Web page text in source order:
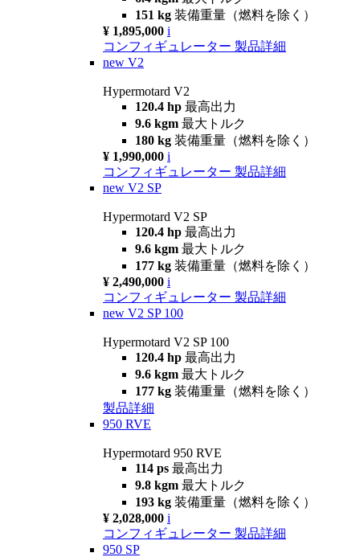
151 kg 装備重量（燃料を除く）
¥ 1,895,000 i
コンフィギュレーター 製品詳細
new V2
Hypermotard V2
120.4 hp 最高出力
9.6 kgm 最大トルク
180 kg 装備重量（燃料を除く）
¥ 1,990,000 i
コンフィギュレーター 製品詳細
new V2 SP
Hypermotard V2 SP
120.4 hp 最高出力
9.6 kgm 最大トルク
177 kg 装備重量（燃料を除く）
¥ 2,490,000 i
コンフィギュレーター 製品詳細
new V2 SP 100
Hypermotard V2 SP 100
120.4 hp 最高出力
9.6 kgm 最大トルク
177 kg 装備重量（燃料を除く）
製品詳細
950 RVE
Hypermotard 950 RVE
114 ps 最高出力
9.8 kgm 最大トルク
193 kg 装備重量（燃料を除く）
¥ 2,028,000 i
コンフィギュレーター 製品詳細
950 SP